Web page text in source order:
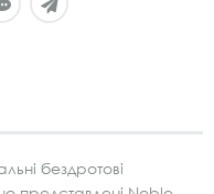
бездротові